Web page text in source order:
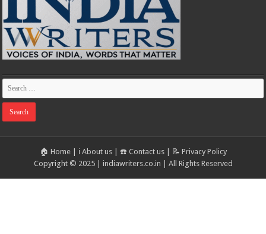
🏠 Home| ℹ️ About us| ☎️ Contact us| 📝 Privacy Policy
Copyright © 2025 | indiawriters.co.in | All Rights Reserved